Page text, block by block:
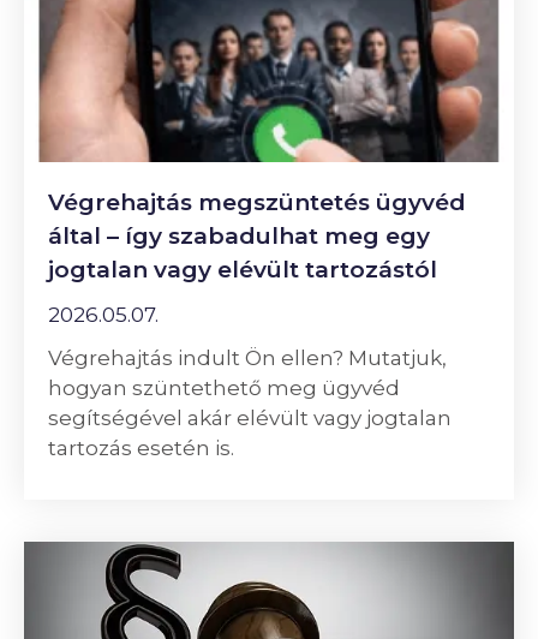
Végrehajtás megszüntetés ügyvéd
által – így szabadulhat meg egy
jogtalan vagy elévült tartozástól
2026.05.07.
Végrehajtás indult Ön ellen? Mutatjuk,
hogyan szüntethető meg ügyvéd
segítségével akár elévült vagy jogtalan
tartozás esetén is.